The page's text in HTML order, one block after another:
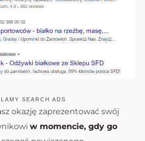
SEARCH ADS
okazję zaprezentować swój
w momencie, gdy go